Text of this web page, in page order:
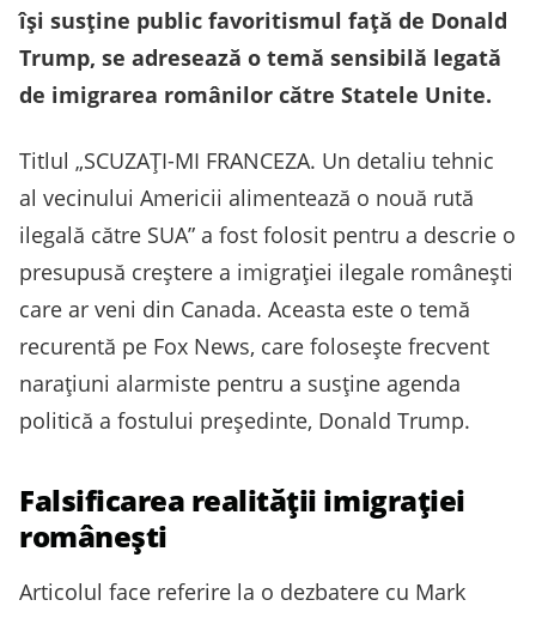
își susține public favoritismul față de Donald
Trump, se adresează o temă sensibilă legată
de imigrarea românilor către Statele Unite.
Titlul „SCUZAŢI-MI FRANCEZA. Un detaliu tehnic
al vecinului Americii alimentează o nouă rută
ilegală către SUA” a fost folosit pentru a descrie o
presupusă creștere a imigrației ilegale românești
care ar veni din Canada. Aceasta este o temă
recurentă pe Fox News, care folosește frecvent
narațiuni alarmiste pentru a susține agenda
politică a fostului președinte, Donald Trump.
Falsificarea realității imigrației
românești
Articolul face referire la o dezbatere cu Mark